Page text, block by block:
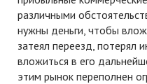
различными
нужны деньги, чтобы
затеял переезд, потерял
вложиться в его
этим рынок переполнен